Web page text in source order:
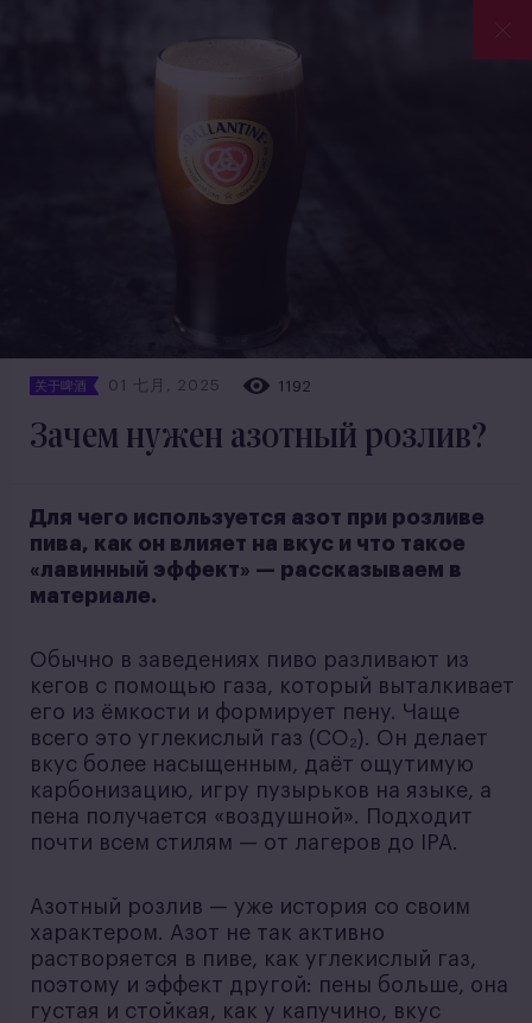
关于啤酒 01 七月, 2025 1192
Зачем нужен азотный розлив?
Для чего используется азот при розливе
пива, как он влияет на вкус и что такое
«лавинный эффект» — рассказываем в
материале.
Обычно в заведениях пиво разливают из
кегов с помощью газа, который выталкивает
его из ёмкости и формирует пену. Чаще
всего это углекислый газ (CO₂). Он делает
вкус более насыщенным, даёт ощутимую
карбонизацию, игру пузырьков на языке, а
пена получается «воздушной». Подходит
почти всем стилям — от лагеров до IPA.
Азотный розлив — уже история со своим
характером. Азот не так активно
растворяется в пиве, как углекислый газ,
поэтому и эффект другой: пены больше, она
густая и стойкая, как у капучино, вкус